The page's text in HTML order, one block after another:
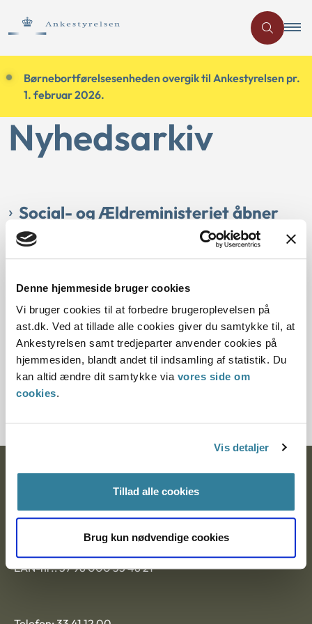
Denne hjemmeside bruger cookies
Vi bruger cookies til at forbedre brugeroplevelsen på
ast.dk. Ved at tillade alle cookies giver du samtykke til, at
Ankestyrelsen samt tredjeparter anvender cookies på
hjemmesiden, blandt andet til indsamling af statistik. Du
kan altid ændre dit samtykke via vores side om
cookies.
Vis detaljer
Tillad alle cookies
Brug kun nødvendige cookies
Børnebortførelsesenheden overgik til Ankestyrelsen pr.
1. februar 2026.
Nyhedsarkiv
Social- og Ældreministeriet åbner
for optagelse på liste over advokater,
der varetager sager om
internationale børnebortførelser.
Publiceret 07-03-2022
Børnebortførelse
Ifølge §§ 18 a og 20 d i lovbekendtgørelse nr. 768 af 7. august
2019 om international fuldbyrdelse af
forældremyndighedsafgørelse m.v., udpeger Social- og
9000 Aalborg
EAN-nr.: 57 98 000 35 48 21